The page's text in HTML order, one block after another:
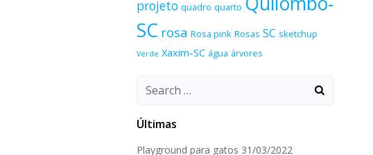
projeto quadro quarto
SC rosa Rosa pink Rosas SC sketchup
Verde Xaxim-SC água árvores
Search
Últimas
Playground para gatos 31/03/2022